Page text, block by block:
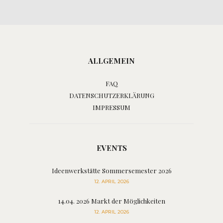
ALLGEMEIN
FAQ
DATENSCHUTZERKLÄRUNG
IMPRESSUM
EVENTS
Ideenwerkstätte Sommersemester 2026
12. APRIL 2026
14.04. 2026 Markt der Möglichkeiten
12. APRIL 2026